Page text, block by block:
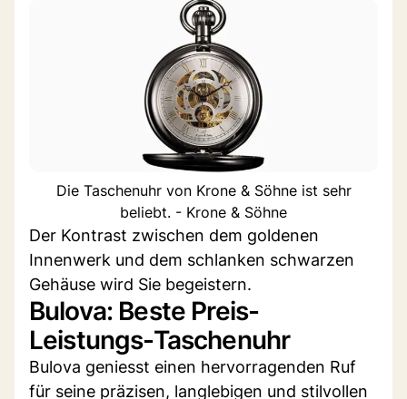
Die Taschenuhr von Krone & Söhne ist sehr
beliebt. - Krone & Söhne
Der Kontrast zwischen dem goldenen
Innenwerk und dem schlanken schwarzen
Gehäuse wird Sie begeistern.
Bulova: Beste Preis-
Leistungs-Taschenuhr
Bulova geniesst einen hervorragenden Ruf
für seine präzisen, langlebigen und stilvollen